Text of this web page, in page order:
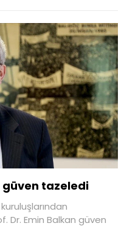
güven tazeledi
Dr. Emin Balkan güven